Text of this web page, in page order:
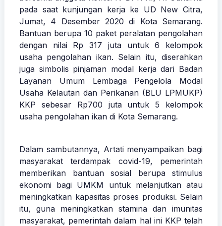
pada saat kunjungan kerja ke UD New Citra,
Jumat, 4 Desember 2020 di Kota Semarang.
Bantuan berupa 10 paket peralatan pengolahan
dengan nilai Rp 317 juta untuk 6 kelompok
usaha pengolahan ikan. Selain itu, diserahkan
juga simbolis pinjaman modal kerja dari Badan
Layanan Umum Lembaga Pengelola Modal
Usaha Kelautan dan Perikanan (BLU LPMUKP)
KKP sebesar Rp700 juta untuk 5 kelompok
usaha pengolahan ikan di Kota Semarang.
Dalam sambutannya, Artati menyampaikan bagi
masyarakat terdampak covid-19, pemerintah
memberikan bantuan sosial berupa stimulus
ekonomi bagi UMKM untuk melanjutkan atau
meningkatkan kapasitas proses produksi. Selain
itu, guna meningkatkan stamina dan imunitas
masyarakat, pemerintah dalam hal ini KKP telah